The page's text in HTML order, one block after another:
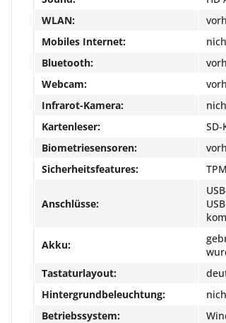
WLAN:
Mobiles Internet:
Bluetooth:
Webcam:
Infrarot-Kamera:
Kartenleser:
Biometriesensoren:
Sicherheitsfeatures:
Anschlüsse:
Akku:
Tastaturlayout:
Hintergrundbeleuchtung:
Betriebssystem: